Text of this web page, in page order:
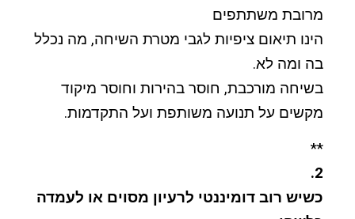
מרובת משתתפים
הינו תיאום ציפיות לגבי מטרת השיחה, מה נכלל
בה ומה לא.
בשיחה מורכבת, חוסר בהירות וחוסר מיקוד
מקשים על תנועה משותפת ועל התקדמות.
**
2.
כשיש רוב דומיננטי לרעיון מסוים או לעמדה